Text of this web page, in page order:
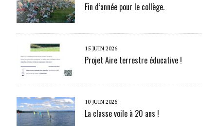
Fin d’année pour le collège.
15 JUIN 2026
Projet Aire terrestre éducative !
10 JUIN 2026
La classe voile à 20 ans !